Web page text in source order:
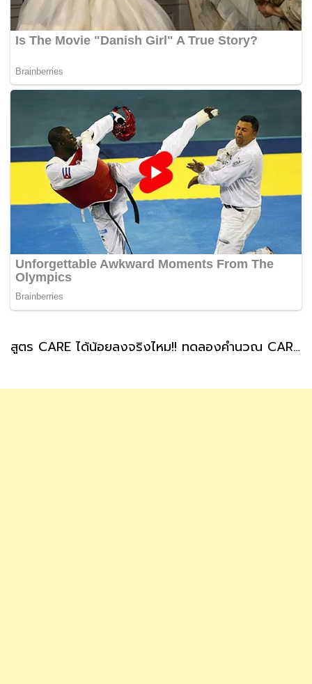
สูตร CARE ได้น้อยลงจริงไหม!! ทดลองคำนวณ CARE บำนาญสูตรใหม่ ทำได้ด้วยตัวเองได้ประมาณกี่บาท